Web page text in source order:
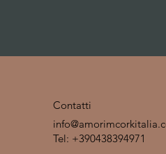
Contatti
Tel: +390438394971